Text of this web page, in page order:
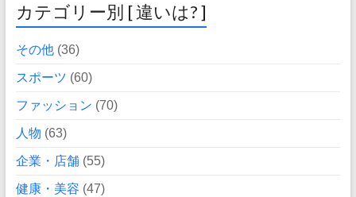
カテゴリー別 [ 違いは? ]
その他(36)
スポーツ (60)
ファッション (70)
人物 (63)
企業・店舗(55)
健康・美容 (47)